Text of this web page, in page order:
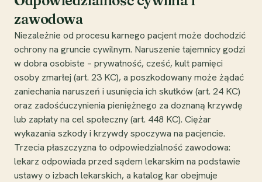
zawodowa
Niezależnie od procesu karnego pacjent może dochodzić
ochrony na gruncie cywilnym. Naruszenie tajemnicy godzi
w dobra osobiste – prywatność, cześć, kult pamięci
osoby zmarłej (art. 23 KC), a poszkodowany może żądać
zaniechania naruszeń i usunięcia ich skutków (art. 24 KC)
oraz zadośćuczynienia pieniężnego za doznaną krzywdę
lub zapłaty na cel społeczny (art. 448 KC). Ciężar
wykazania szkody i krzywdy spoczywa na pacjencie.
Trzecia płaszczyzna to odpowiedzialność zawodowa:
lekarz odpowiada przed sądem lekarskim na podstawie
ustawy o izbach lekarskich, a katalog kar obejmuje